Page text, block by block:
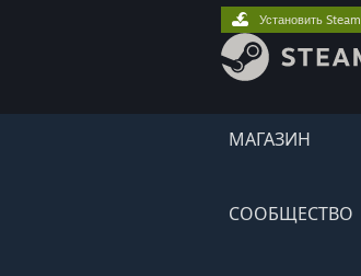
МАГАЗИН
СООБЩЕСТВО
Установить Steam